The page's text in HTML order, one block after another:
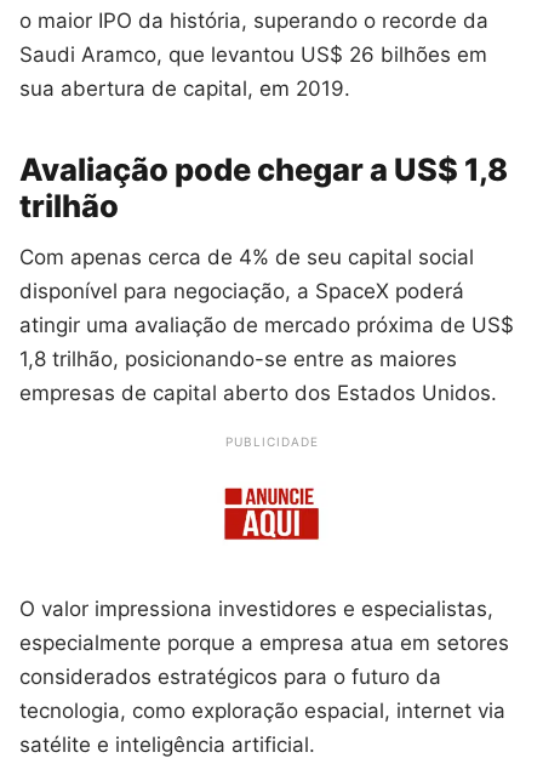
o maior IPO da história, superando o recorde da
Saudi Aramco, que levantou US$ 26 bilhões em
sua abertura de capital, em 2019.
Avaliação pode chegar a US$ 1,8
trilhão
Com apenas cerca de 4% de seu capital social
disponível para negociação, a SpaceX poderá
atingir uma avaliação de mercado próxima de US$
1,8 trilhão, posicionando-se entre as maiores
empresas de capital aberto dos Estados Unidos.
PUBLICIDADE
O valor impressiona investidores e especialistas,
especialmente porque a empresa atua em setores
considerados estratégicos para o futuro da
tecnologia, como exploração espacial, internet via
satélite e inteligência artificial.